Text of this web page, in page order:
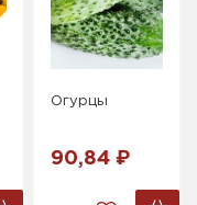
Огурцы
90,84 ₽